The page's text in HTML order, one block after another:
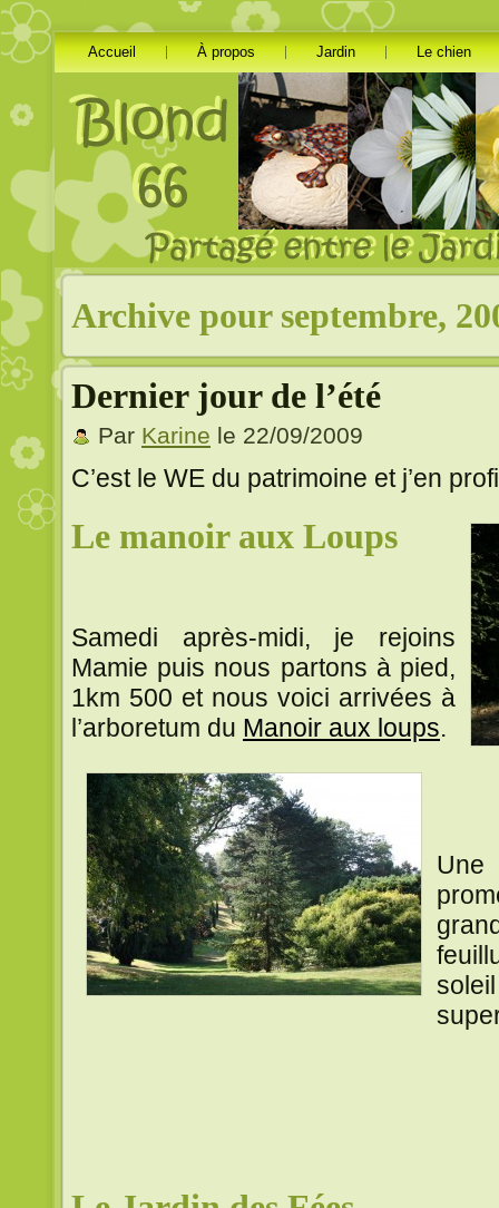
Accueil À propos Jardin Le chien
Archive pour septembre,
Dernier jour de l’été
Par Karine le 22/09/2009
C’est le WE du patrimoine et j’en
Le manoir aux Loups
Samedi après-midi, je rejoins
Mamie puis nous partons à pied,
1km 500 et nous voici arrivées à
l’arboretum du Manoir aux loups.